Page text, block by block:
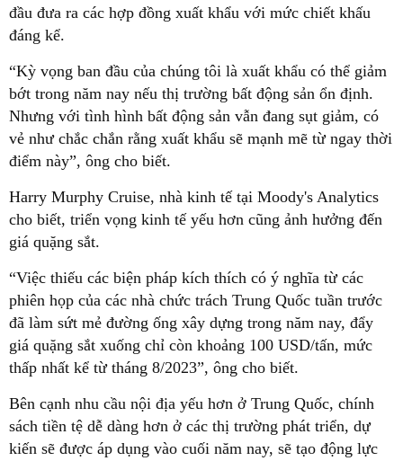
đầu đưa ra các hợp đồng xuất khẩu với mức chiết khấu
đáng kể.
“Kỳ vọng ban đầu của chúng tôi là xuất khẩu có thể giảm
bớt trong năm nay nếu thị trường bất động sản ổn định.
Nhưng với tình hình bất động sản vẫn đang sụt giảm, có
vẻ như chắc chắn rằng xuất khẩu sẽ mạnh mẽ từ ngay thời
điểm này”, ông cho biết.
Harry Murphy Cruise, nhà kinh tế tại Moody's Analytics
cho biết, triển vọng kinh tế yếu hơn cũng ảnh hưởng đến
giá quặng sắt.
“Việc thiếu các biện pháp kích thích có ý nghĩa từ các
phiên họp của các nhà chức trách Trung Quốc tuần trước
đã làm sứt mẻ đường ống xây dựng trong năm nay, đẩy
giá quặng sắt xuống chỉ còn khoảng 100 USD/tấn, mức
thấp nhất kể từ tháng 8/2023”, ông cho biết.
Bên cạnh nhu cầu nội địa yếu hơn ở Trung Quốc, chính
sách tiền tệ dễ dàng hơn ở các thị trường phát triển, dự
kiến sẽ được áp dụng vào cuối năm nay, sẽ tạo động lực